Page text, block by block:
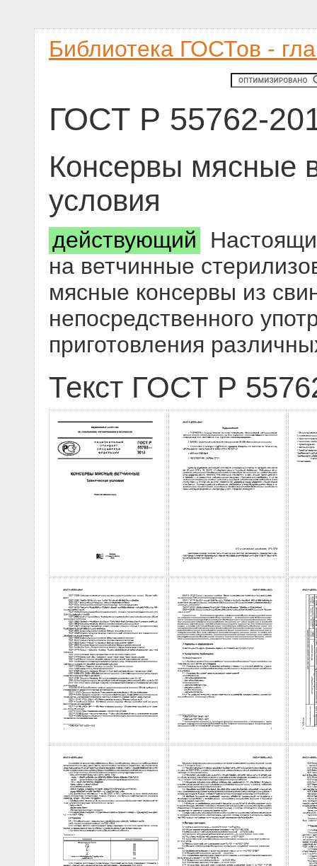
Библиотека ГОСТов -
ГОСТ Р 55762-
Консервы мясные
условия
действующий
на ветчинные
мясные консервы из
непосредственного
приготовления
Текст ГОСТ Р